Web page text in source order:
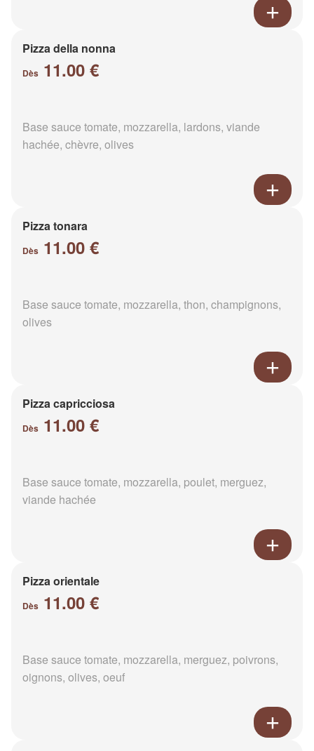
Pizza della nonna
Dès 11.00 €
Base sauce tomate, mozzarella, lardons, viande
hachée, chèvre, olives
Pizza tonara
Dès 11.00 €
Base sauce tomate, mozzarella, thon, champignons,
olives
Pizza capricciosa
Dès 11.00 €
Base sauce tomate, mozzarella, poulet, merguez,
viande hachée
Pizza orientale
Dès 11.00 €
Base sauce tomate, mozzarella, merguez, poivrons,
oignons, olives, oeuf